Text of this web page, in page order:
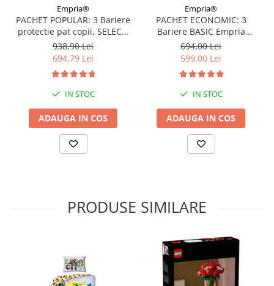
Empria®
PACHET POPULAR: 3 Bariere
protectie pat copii, SELECT,
160x200 cm
938,90 Lei
694,79 Lei
IN STOC
ADAUGA IN COS
Empria®
PACHET ECONOMIC: 3
Bariere BASIC Empria
protectie pat 160X200 cm +
bara stabilizatoare
694,00 Lei
599,00 Lei
IN STOC
ADAUGA IN COS
PRODUSE SIMILARE